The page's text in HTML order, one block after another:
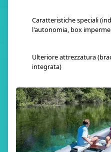
Caratteristiche speciali
l'autonomia, box
Ulteriore attrezzatura
integrata)